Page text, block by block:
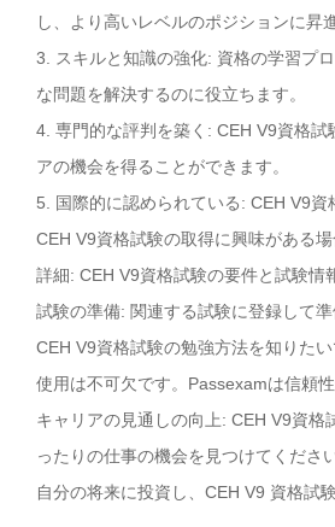
し、より高いレベルのポジションに昇
3. スキルと知識の強化: 資格の学習プ
な問題を解決するのに役立ちます。
4. 専門的な評判を築く: CEH V9資格
アの機会を得ることができます。
5. 国際的に認められている: CEH V9
CEH V9資格試験の取得に興味がある
詳細: CEH V9資格試験の要件と試験
試験の準備: 関連する試験に登録して
CEH V9資格試験の勉強方法を知りた
使用は不可欠です。Passexamは信頼
キャリアの見通しの向上: CEH V9資
ったりの仕事の機会を見つけてください
自分の将来に投資し、CEH V9 資格試